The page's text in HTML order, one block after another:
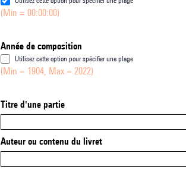
(Min = 00:00:00)
Année de composition
Utilisez cette option pour spécifier une plage
(Min = 1904, Max = 2022)
Titre d'une partie
Auteur ou contenu du livret